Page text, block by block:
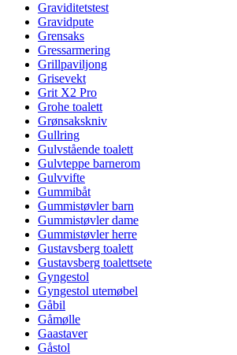
Graviditetstest
Gravidpute
Grensaks
Gressarmering
Grillpaviljong
Grisevekt
Grit X2 Pro
Grohe toalett
Grønsakskniv
Gullring
Gulvstående toalett
Gulvteppe barnerom
Gulvvifte
Gummibåt
Gummistøvler barn
Gummistøvler dame
Gummistøvler herre
Gustavsberg toalett
Gustavsberg toalettsete
Gyngestol
Gyngestol utemøbel
Gåbil
Gåmølle
Gaastaver
Gåstol